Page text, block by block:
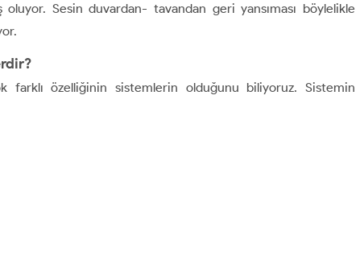
Sesin duvardan- tavandan geri yansıması böylelikle
farklı özelliğinin sistemlerin olduğunu biliyoruz. Sistemin